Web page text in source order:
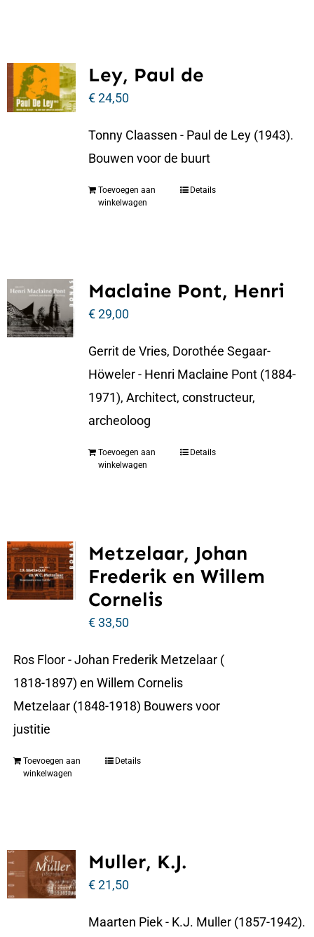
Ley, Paul de
€24,50
Tonny Claassen - Paul de Ley (1943).
Bouwen voor de buurt
Toevoegen aan
winkelwagen
Details
Maclaine Pont, Henri
€29,00
Gerrit de Vries, Dorothée Segaar-
Höweler - Henri Maclaine Pont (1884-
1971), Architect, constructeur,
archeoloog
Toevoegen aan
winkelwagen
Details
Metzelaar, Johan
Frederik en Willem
Cornelis
€33,50
Ros Floor - Johan Frederik Metzelaar (
1818-1897) en Willem Cornelis
Metzelaar (1848-1918) Bouwers voor
justitie
Toevoegen aan
winkelwagen
Details
Muller, K.J.
€21,50
Maarten Piek - K.J. Muller (1857-1942).